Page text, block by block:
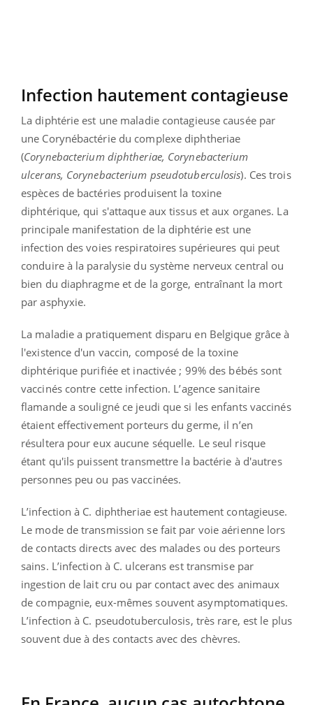
Infection hautement contagieuse
La diphtérie est une maladie contagieuse causée par
une Corynébactérie du complexe diphtheriae
(Corynebacterium diphtheriae, Corynebacterium
ulcerans, Corynebacterium pseudotuberculosis). Ces trois
espèces de bactéries produisent la toxine
diphtérique, qui s'attaque aux tissus et aux organes. La
principale manifestation de la diphtérie est une
infection des voies respiratoires supérieures qui peut
conduire à la paralysie du système nerveux central ou
bien du diaphragme et de la gorge, entraînant la mort
par asphyxie.
La maladie a pratiquement disparu en Belgique grâce à
l'existence d'un vaccin, composé de la toxine
diphtérique purifiée et inactivée ; 99% des bébés sont
vaccinés contre cette infection. L’agence sanitaire
flamande a souligné ce jeudi que si les enfants vaccinés
étaient effectivement porteurs du germe, il n’en
résultera pour eux aucune séquelle. Le seul risque
étant qu'ils puissent transmettre la bactérie à d'autres
personnes peu ou pas vaccinées.
L’infection à C. diphtheriae est hautement contagieuse.
Le mode de transmission se fait par voie aérienne lors
de contacts directs avec des malades ou des porteurs
sains. L’infection à C. ulcerans est transmise par
ingestion de lait cru ou par contact avec des animaux
de compagnie, eux-mêmes souvent asymptomatiques.
L’infection à C. pseudotuberculosis, très rare, est le plus
souvent due à des contacts avec des chèvres.